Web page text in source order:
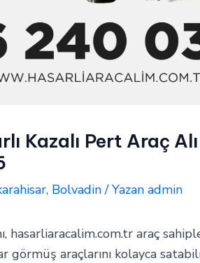
Kazalı Pert Araç
, Bolvadin / Yazan admin
hasarliaracalim.com.tr araç
görmüş araçlarını kolayca